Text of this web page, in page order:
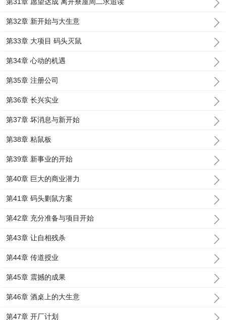
第32章 新开始与大生意
第33章 大项目 码头灭鼠
第34章 心动的机遇
第35章 注册公司
第36章 长兴实业
第37章 坏消息与新开始
第38章 粘鼠板
第39章 新事业的开始
第40章 巨大的商业潜力
第41章 码头剿鼠方案
第42章 充分准备与项目开始
第43章 让自相残杀
第44章 传道授业
第45章 震撼的成果
第46章 酒桌上的大生意
第47章 开厂计划